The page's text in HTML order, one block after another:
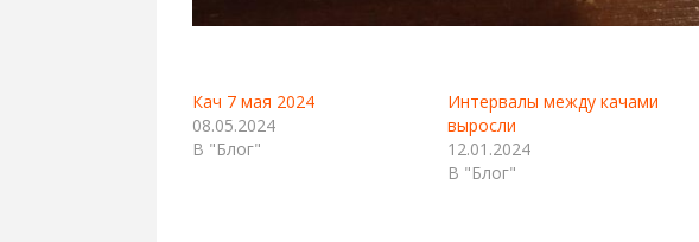
Кач 7 мая 2024
08.05.2024
В "Блог"
Интервалы между качами
выросли
12.01.2024
В "Блог"